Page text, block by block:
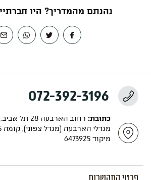
נהנתם מהמדריך? היו
כתובת: רחוב הארבעה 28 תל אביב,
מגדלי הארבעה (מגדל צפוני), קומה 5
מיקוד 6473925
072-392-3196